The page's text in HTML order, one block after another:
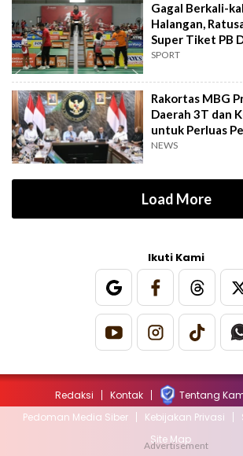
Gagal Berkali-
Halangan,
Super Tiket PB
SPORT
Rakortas MBG
Daerah 3T dan
untuk Perluas
Program
NEWS
Load More
Ikuti Kami
Redaksi Kontak Tentang
Pedoman Media Siber
Kebijakan Privasi
Site Map